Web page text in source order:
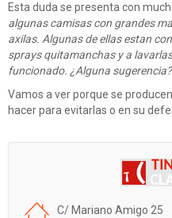
Esta duda se presenta con
algunas camisas con grandes
axilas. Algunas de ellas estan
sprays quitamanchas y a
funcionado. ¿Alguna sugerencia?
Vamos a ver porque se
hacer para evitarlas o en su
C/ Mariano Amigo 25